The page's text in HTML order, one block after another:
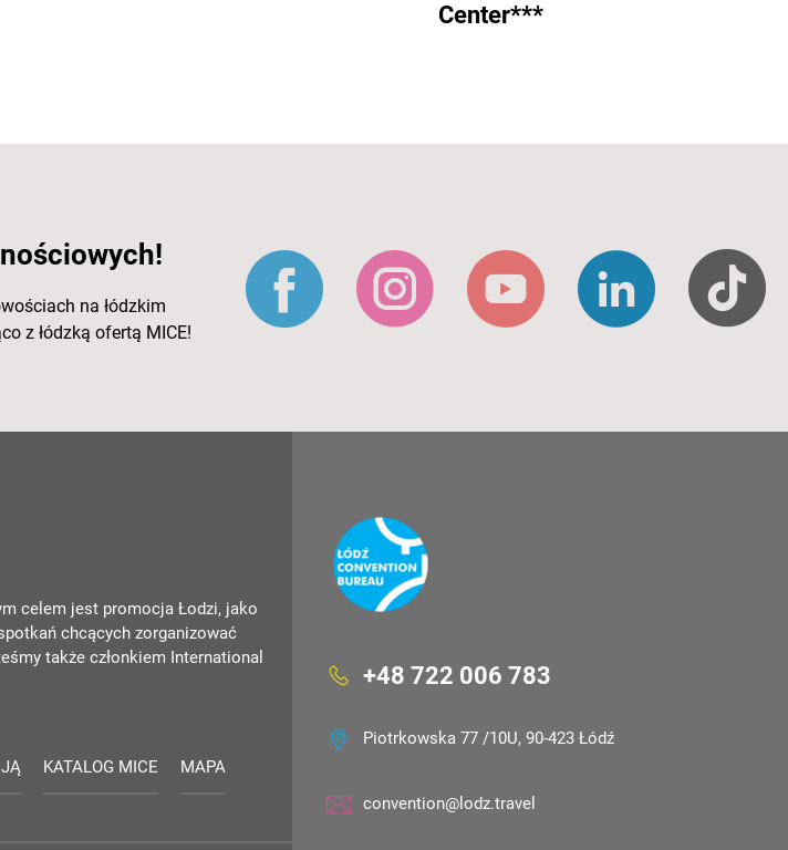
Center***
na łódzkim
z łódzką ofertą MICE!
celem jest promocja Łodzi, jako
chcących zorganizować
także członkiem International
KATALOG MICE MAPA
+48 722 006 783
Piotrkowska 77 /10U, 90-423 Łódź
convention@lodz.travel